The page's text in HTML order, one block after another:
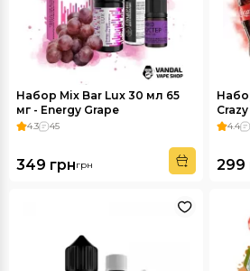
Набор Mix Bar Lux 30 мл 65
мг - Energy Grape
4.3 45
349 грнгрн
4.4
299